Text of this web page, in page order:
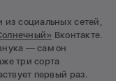
из социальных сетей,
Вконтакте.
— сам он
три сорта
первый раз.